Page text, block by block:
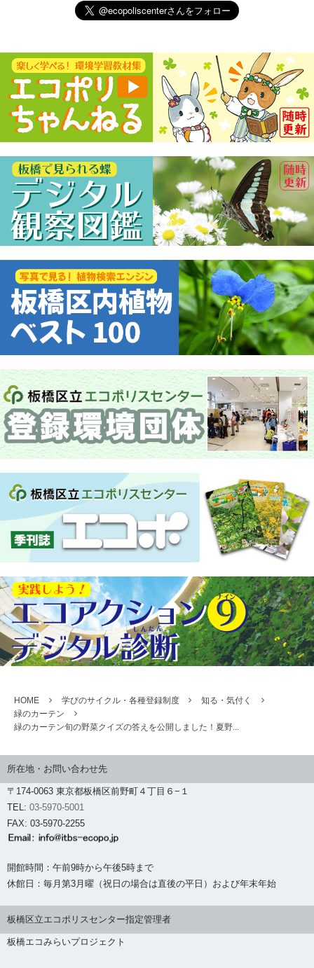
HOME 学びのサイクル・各種登録制度
知る・気付く
緑のカーテン
緑のカーテン旬の野菜クイズの答えを公開しました！夏野...
所在地・お問い合わせ先
〒174-0063 東京都板橋区前野町４丁目６−１
TEL: 03-5970-5001
FAX: 03-5970-2255
開館時間：午前9時から午後5時まで
休館日：毎月第3月曜（祝日の場合は直後の平日）および年末年始
板橋区立エコポリスセンター指定管理者
板橋エコみらいプロジェクト